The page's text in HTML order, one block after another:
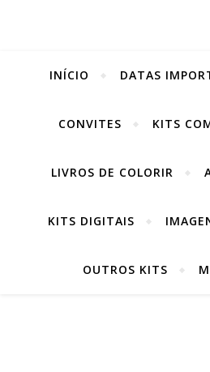
INÍCIO DATAS
CONVITES KITS
LIVROS DE COLORIR
KITS DIGITAIS
OUTROS KITS